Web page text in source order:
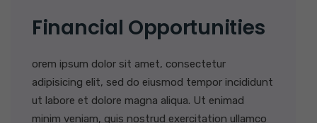
Financial Opportunities
orem ipsum dolor sit amet, consectetur
adipisicing elit, sed do eiusmod tempor incididunt
ut labore et dolore magna aliqua. Ut enimad
minim veniam, quis nostrud exercitation ullamco